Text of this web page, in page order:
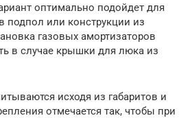
оптимально подойдет для
подпол или конструкции из
газовых амортизаторов
в случае крышки для люка из
исходя из габаритов и
отмечается так, чтобы при